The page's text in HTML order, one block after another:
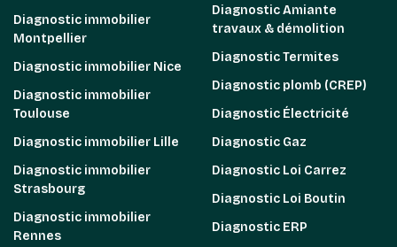
Diagnostic immobilier
Montpellier
Diagnostic immobilier Nice
Diagnostic immobilier
Toulouse
Diagnostic immobilier Lille
Diagnostic immobilier
Strasbourg
Diagnostic immobilier
Rennes
Diagnostic Amiante
travaux & démolition
Diagnostic Termites
Diagnostic plomb (CREP)
Diagnostic Électricité
Diagnostic Gaz
Diagnostic Loi Carrez
Diagnostic Loi Boutin
Diagnostic ERP